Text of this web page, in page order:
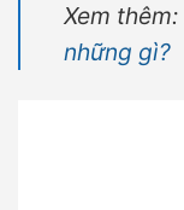
Xem thêm:
những gì?